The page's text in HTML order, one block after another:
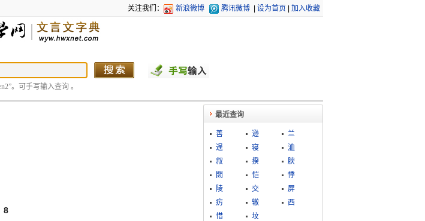
关注我们： 新浪微博 腾讯微博 设为首页 加入收藏
。可手写输入查询 。
8
最近查询
善 逊
兰
逞
寝
洫
叙
揆
腴
閟
恺
悸
陵
交
屏
疠
辙
西
惜
坟